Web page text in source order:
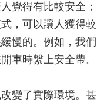
覺得有比較安全；
，可以讓人獲得較
慢的。例如，我們
車時繫上安全帶。
變了實際環境。甚